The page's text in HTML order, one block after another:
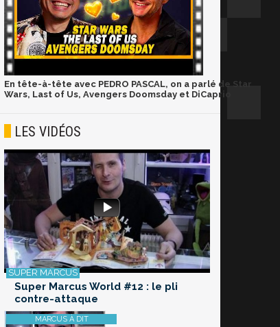
En tête-à-tête avec PEDRO PASCAL, on a parlé de Star
Wars, Last of Us, Avengers Doomsday et DiCaprio
LES VIDÉOS
Super Marcus World #12 : le pli
contre-attaque